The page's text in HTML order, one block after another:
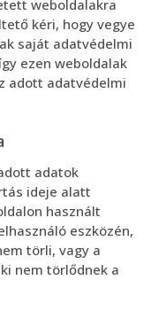
weboldalakra
kéri, hogy vegye
saját adatvédelmi
ezen weboldalak
adott adatvédelmi
adatok
ideje alatt
használt
eszközén,
törli, vagy a
nem törlődnek a